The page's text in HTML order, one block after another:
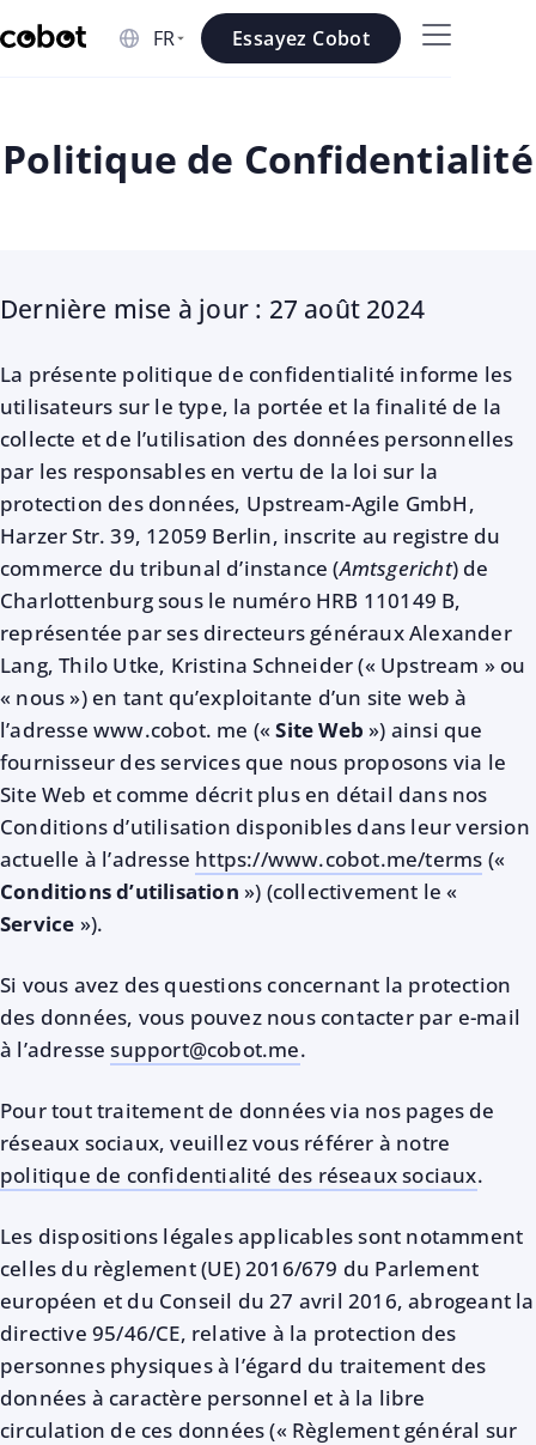
Skip to main content
Skip to footer
Essayez Cobot
Politique de Confidentialité
Dernière mise à jour : 27 août 2024
La présente politique de confidentialité informe les
utilisateurs sur le type, la portée et la finalité de la
collecte et de l’utilisation des données personnelles
par les responsables en vertu de la loi sur la
protection des données, Upstream-Agile GmbH,
Harzer Str. 39, 12059 Berlin, inscrite au registre du
commerce du tribunal d’instance (Amtsgericht) de
Charlottenburg sous le numéro HRB 110149 B,
représentée par ses directeurs généraux Alexander
Lang, Thilo Utke, Kristina Schneider (« Upstream » ou
« nous ») en tant qu’exploitante d’un site web à
l’adresse www.cobot. me («Site Web ») ainsi que
fournisseur des services que nous proposons via le
Site Web et comme décrit plus en détail dans nos
Conditions d’utilisation disponibles dans leur version
actuelle à l’adresse https://www.cobot.me/terms («
Conditions d’utilisation ») (collectivement le «
Service »).
Si vous avez des questions concernant la protection
des données, vous pouvez nous contacter par e-mail
à l’adressesupport@cobot.me.
Pour tout traitement de données via nos pages de
réseaux sociaux, veuillez vous référer à notre
politique de confidentialité des réseaux sociaux.
Les dispositions légales applicables sont notamment
celles du règlement (UE) 2016/679 du Parlement
européen et du Conseil du 27 avril 2016, abrogeant la
directive 95/46/CE, relative à la protection des
personnes physiques à l’égard du traitement des
données à caractère personnel et à la libre
circulation de ces données (« Règlement général sur